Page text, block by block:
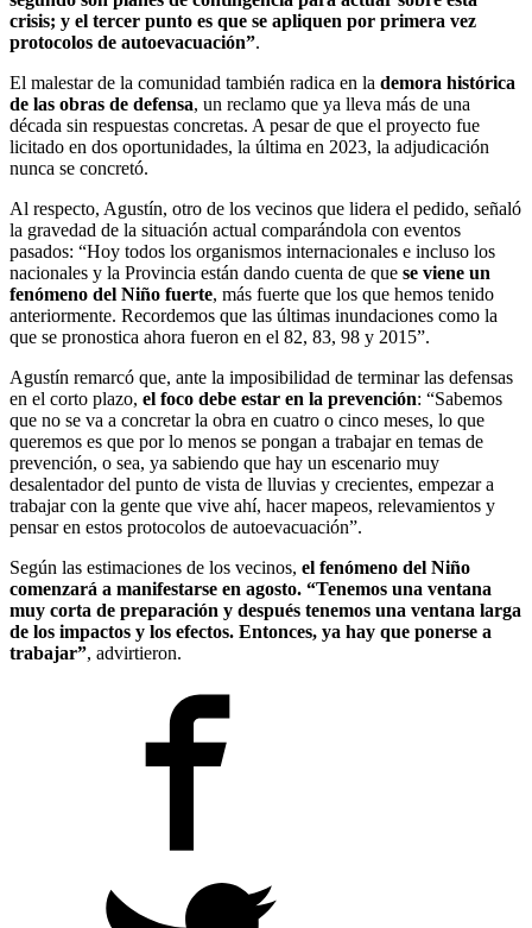
crisis; y el tercer punto es que se apliquen por primera vez
protocolos de autoevacuación”.
El malestar de la comunidad también radica en la demora histórica
de las obras de defensa, un reclamo que ya lleva más de una
década sin respuestas concretas. A pesar de que el proyecto fue
licitado en dos oportunidades, la última en 2023, la adjudicación
nunca se concretó.
Al respecto, Agustín, otro de los vecinos que lidera el pedido, señaló
la gravedad de la situación actual comparándola con eventos
pasados: “Hoy todos los organismos internacionales e incluso los
nacionales y la Provincia están dando cuenta de que se viene un
fenómeno del Niño fuerte, más fuerte que los que hemos tenido
anteriormente. Recordemos que las últimas inundaciones como la
que se pronostica ahora fueron en el 82, 83, 98 y 2015”.
Agustín remarcó que, ante la imposibilidad de terminar las defensas
en el corto plazo, el foco debe estar en la prevención: “Sabemos
que no se va a concretar la obra en cuatro o cinco meses, lo que
queremos es que por lo menos se pongan a trabajar en temas de
prevención, o sea, ya sabiendo que hay un escenario muy
desalentador del punto de vista de lluvias y crecientes, empezar a
trabajar con la gente que vive ahí, hacer mapeos, relevamientos y
pensar en estos protocolos de autoevacuación”.
Según las estimaciones de los vecinos, el fenómeno del Niño
comenzará a manifestarse en agosto. ​​​​​​​“Tenemos una ventana
muy corta de preparación y después tenemos una ventana larga
de los impactos y los efectos. Entonces, ya hay que ponerse a
trabajar”, advirtieron.